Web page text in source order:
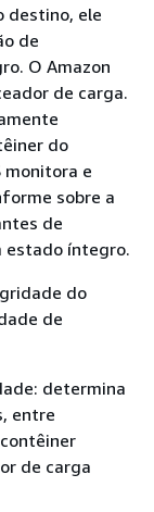
destino, ele
de
O Amazon
de carga.
do
monitora e
sobre a
de
estado íntegro.
do
de
determina
entre
de carga